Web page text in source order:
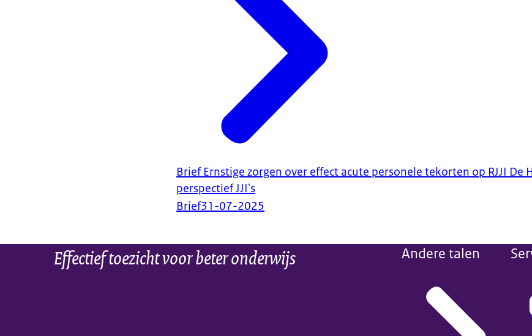
Brief Ernstige zorgen over effect acute personele tekorten op RJJI De
perspectief JJI's
Brief31-07-2025
Effectief toezicht voor beter onderwijs Andere talen